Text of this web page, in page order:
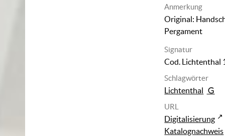
Anmerkung
Original:
Pergament
Signatur
Cod. Lichtenthal
Schlagwörter
Lichtenthal
URL
Digitalisierung
Katalognachweis